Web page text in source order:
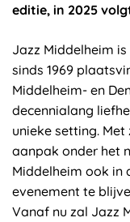
editie, in 2025
Jazz Middelheim
sinds 1969
Middelheim- en
decennialang
unieke setting.
aanpak onder het
Middelheim ook in
evenement te
Vanaf nu zal Jazz